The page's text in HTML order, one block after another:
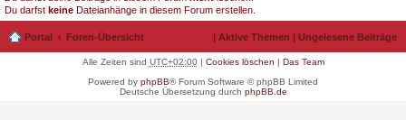
Du darfst keine Dateianhänge in diesem Forum erstellen.
Portal Foren-Übersicht | Aktive Themen | Ungelesene Beiträge
Alle Zeiten sind UTC+02:00| Cookies löschen | Das Team
Powered by phpBB® Forum Software © phpBB Limited
Deutsche Übersetzung durch phpBB.de